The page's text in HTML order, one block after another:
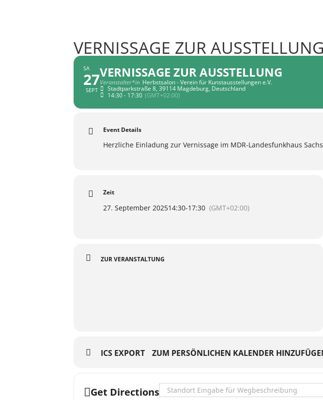
VERNISSAGE ZUR AUSSTELLUNG
SA
27
SEPT
VERNISSAGE ZUR AUSSTELLUNG
Veranstalter*in Herbstsalon - Verein für Kunstausstellungen e.V.
Stadtparkstraße 8, 39114 Magdeburg, Deutschland
14:30 - 17:30 (GMT+02:00)
Event Details
Herzliche Einladung zur Vernissage im MDR-Landesfunkhaus
Zeit
27. September 202514:30-17:30 (GMT+02:00)
ZUR VERANSTALTUNG
ICS EXPORT ZUM PERSÖNLICHEN KALENDER
Get Directions Address - Vernissage zur Ausstellung []